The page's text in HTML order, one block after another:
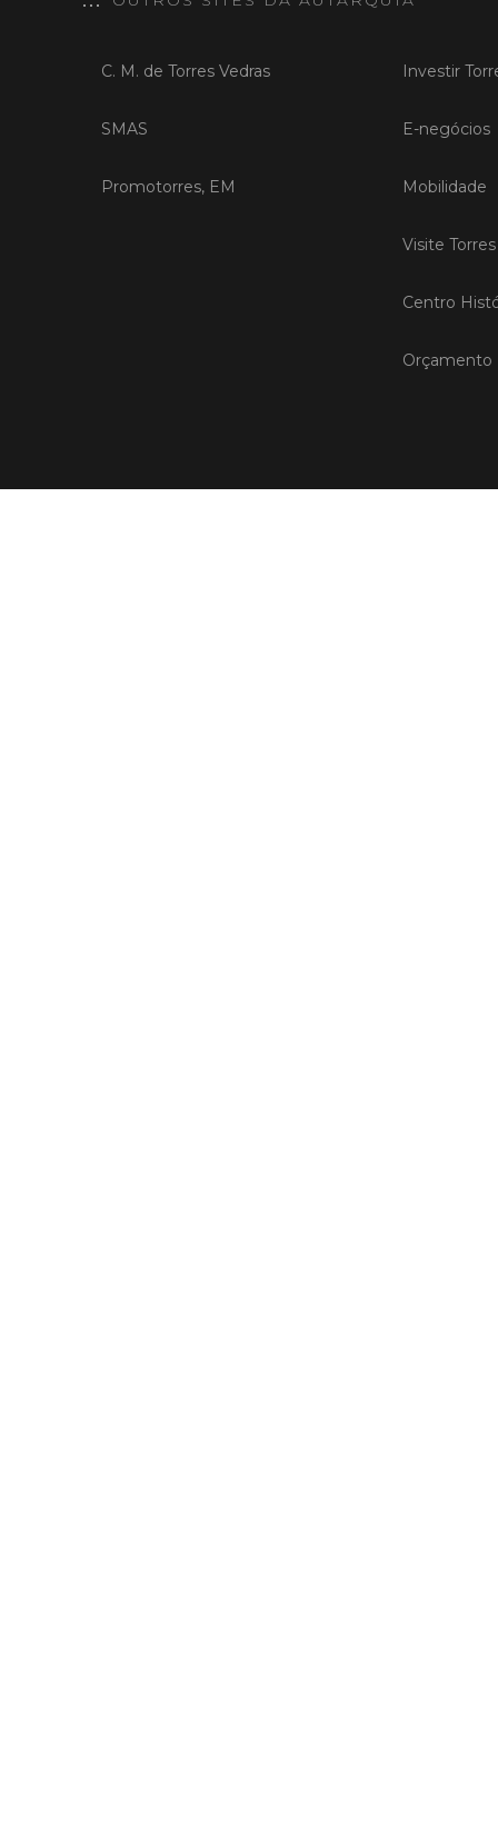
C. M. de Torres Vedras
SMAS
Promotorres, EM
Investir
E-negócios
Mobilidade
Visite
Centro
Orçamento